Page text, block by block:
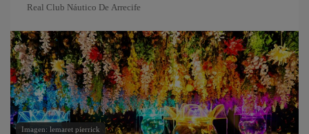
Real Club Náutico De Arrecife
Imagen: lemaret pierrick